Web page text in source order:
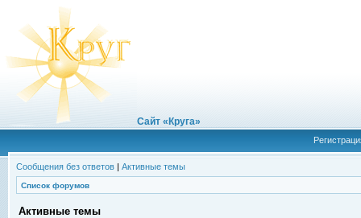
Сайт «Круга»
Сообщения без ответов | Активные темы
Список форумов
Активные темы